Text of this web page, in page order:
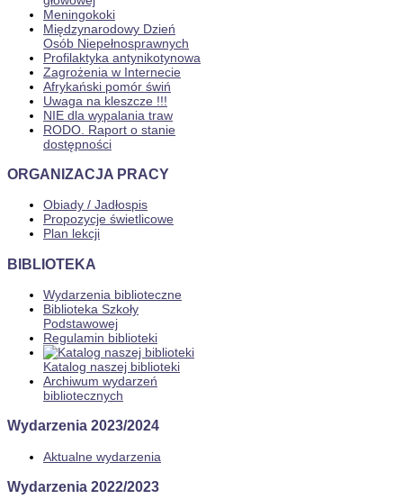
Meningokoki
Międzynarodowy Dzień
Osób Niepełnosprawnych
Profilaktyka antynikotynowa
Zagrożenia w Internecie
Afrykański pomór świń
Uwaga na kleszcze !!!
NIE dla wypalania traw
RODO. Raport o stanie
dostępności
ORGANIZACJA PRACY
Obiady / Jadłospis
Propozycje świetlicowe
Plan lekcji
BIBLIOTEKA
Wydarzenia biblioteczne
Biblioteka Szkoły
Podstawowej
Regulamin biblioteki
Katalog naszej biblioteki
Archiwum wydarzeń
bibliotecznych
Wydarzenia 2023/2024
Aktualne wydarzenia
Wydarzenia 2022/2023